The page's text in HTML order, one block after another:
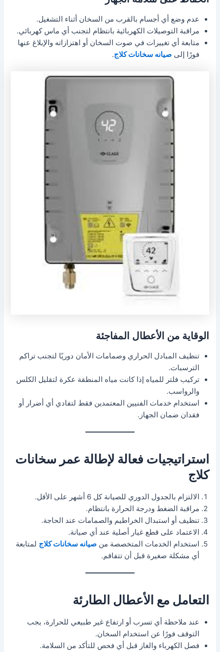
عدم وضع أي أجسام بالقرب من السخان أثناء التشغيل.
مراقبة التوصيلات الكهربائية بانتظام لتجنب أي ماس كهربائي.
متابعة أي تغييرات في صوت السخان أو اهتزازاته والإبلاغ عنها
فورًا إلىصيانه سخانات كلاج.
الوقاية من الأعطال المفاجئة
تنظيف المبادل الحراري وصمامات الأمان دوريًا لتجنب تراكم
الترسبات.
تركيب فلتر للمياه إذا كانت مياه المنطقة عكرة لتقليل الكلس
والرواسب.
استخدام خدمات الفنيين المعتمدين فقط لتفادي أي أضرار أو
فقدان ضمان الجهاز.
استراتيجيات فعالة لإطالة عمر سخانات
كلاج
الالتزام بالجدول الدوري للصيانة كل 6 أشهر على الأقل.
مراقبة الضغط ودرجة الحرارة بانتظام.
تنظيف أو استبدال الخراطيم والصمامات عند الحاجة.
الاعتماد على قطع غيار أصلية عند أي صيانة.
استخدام الخدمات المتخصصة منصيانه سخانات كلاج لمتابعة
أي مشكلة صغيرة قبل أن تتفاقم.
التعامل مع الأعطال الطارئة
عند ملاحظة أي تسرب أو ارتفاع غير طبيعي للحرارة، يجب
التوقف فورًا عن استخدام السخان.
فصل الكهرباء والغاز قبل أي فحص للتأكد من السلامة.